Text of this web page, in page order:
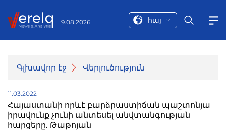
9.08.2026 հայ
Գլխավոր էջ Վերլուծություն
11.03.2022
Հայաստանի որևէ բարձրաստիճան պաշտոնյա
իրավունք չունի անտեսել անվտանգության
հարցերը. Թաթոյան